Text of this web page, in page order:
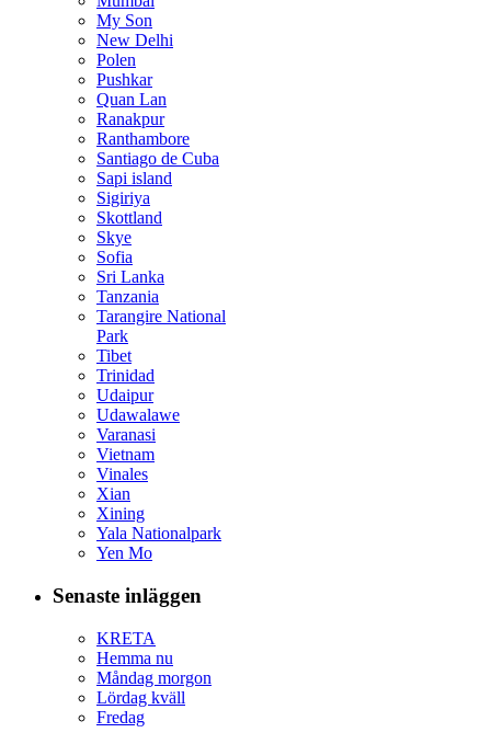
My Son
New Delhi
Polen
Pushkar
Quan Lan
Ranakpur
Ranthambore
Santiago de Cuba
Sapi island
Sigiriya
Skottland
Skye
Sofia
Sri Lanka
Tanzania
Tarangire National
Park
Tibet
Trinidad
Udaipur
Udawalawe
Varanasi
Vietnam
Vinales
Xian
Xining
Yala Nationalpark
Yen Mo
Senaste inläggen
KRETA
Hemma nu
Måndag morgon
Lördag kväll
Fredag